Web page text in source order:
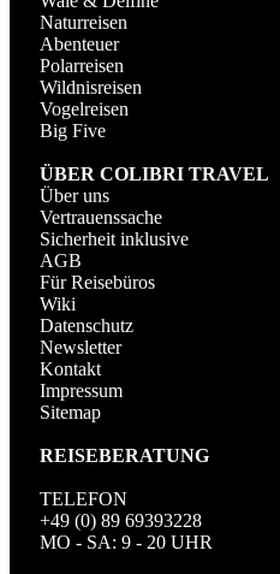
Naturreisen
Abenteuer
Polarreisen
Wildnisreisen
Vogelreisen
Big Five
ÜBER COLIBRI TRAVEL
Über uns
Vertrauenssache
Sicherheit inklusive
AGB
Für Reisebüros
Wiki
Datenschutz
Newsletter
Kontakt
Impressum
Sitemap
REISEBERATUNG
TELEFON
+49 (0) 89 69393228
MO - SA: 9 - 20 UHR